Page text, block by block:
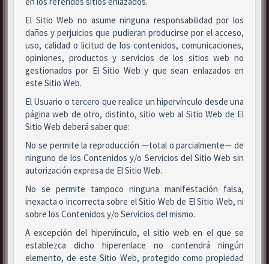
El Sitio Web no asume ninguna responsabilidad por los
daños y perjuicios que pudieran producirse por el acceso,
uso, calidad o licitud de los contenidos, comunicaciones,
opiniones, productos y servicios de los sitios web no
gestionados por El Sitio Web y que sean enlazados en
este Sitio Web.
El Usuario o tercero que realice un hipervínculo desde una
página web de otro, distinto, sitio web al Sitio Web de El
Sitio Web deberá saber que:
No se permite la reproducción —total o parcialmente— de
ninguno de los Contenidos y/o Servicios del Sitio Web sin
autorización expresa de El Sitio Web.
No se permite tampoco ninguna manifestación falsa,
inexacta o incorrecta sobre el Sitio Web de El Sitio Web, ni
sobre los Contenidos y/o Servicios del mismo.
A excepción del hipervínculo, el sitio web en el que se
establezca dicho hiperenlace no contendrá ningún
elemento, de este Sitio Web, protegido como propiedad